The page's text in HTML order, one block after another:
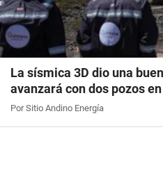
La sísmica 3D dio una
avanzará con dos pozos
Por Sitio Andino Energía